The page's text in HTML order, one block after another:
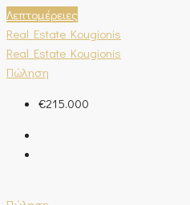
Λεπτομέρειες
Real Estate Kougionis
Real Estate Kougionis
Πώληση
€215.000